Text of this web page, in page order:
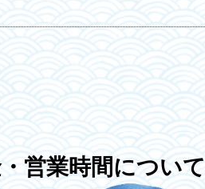
営業時間について